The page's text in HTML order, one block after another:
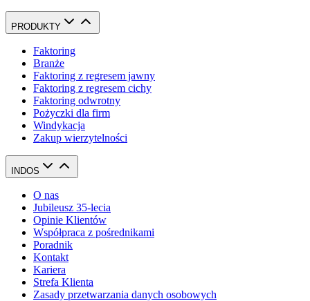
PRODUKTY
Faktoring
Branże
Faktoring z regresem jawny
Faktoring z regresem cichy
Faktoring odwrotny
Pożyczki dla firm
Windykacja
Zakup wierzytelności
INDOS
O nas
Jubileusz 35-lecia
Opinie Klientów
Współpraca z pośrednikami
Poradnik
Kontakt
Kariera
Strefa Klienta
Zasady przetwarzania danych osobowych